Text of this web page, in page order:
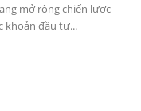
mở rộng chiến lược
khoản đầu tư...